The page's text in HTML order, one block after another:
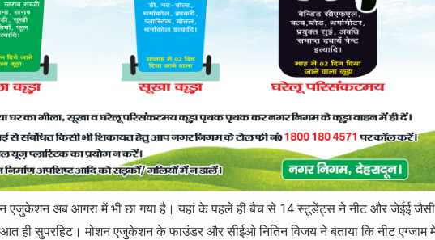
एजुकेशन अब आगरा में भी छा गया है। यहां के पहले ही बैच से 14 स्टूडेंट्स ने नीट और जेईई जैसी
ही सुपरहिट। मोशन एजुकेशन के फाउंडर और सीईओ नितिन विजय ने बताया कि नीट एग्जाम